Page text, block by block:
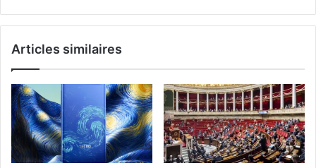
Articles similaires